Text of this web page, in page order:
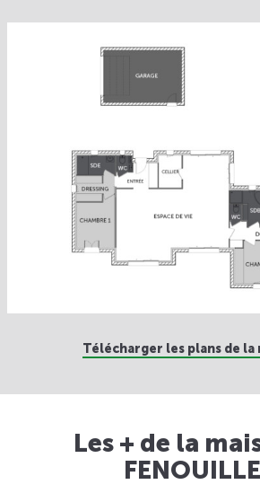
Télécharger les plans de la
Les + de la